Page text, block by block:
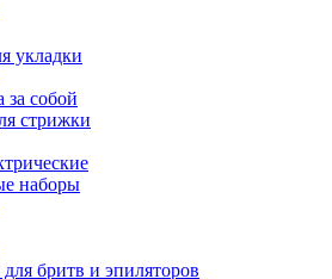
укладки
за собой
стрижки
наборы
бритв и эпиляторов